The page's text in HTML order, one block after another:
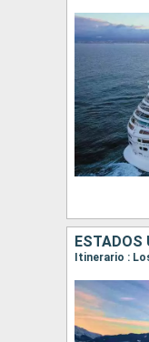
ESTADOS
Itinerario :